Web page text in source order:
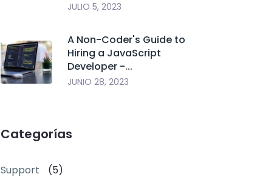
JULIO 5, 2023
A Non-Coder's Guide to
Hiring a JavaScript
Developer -...
JUNIO 28, 2023
Categorías
Support (5)